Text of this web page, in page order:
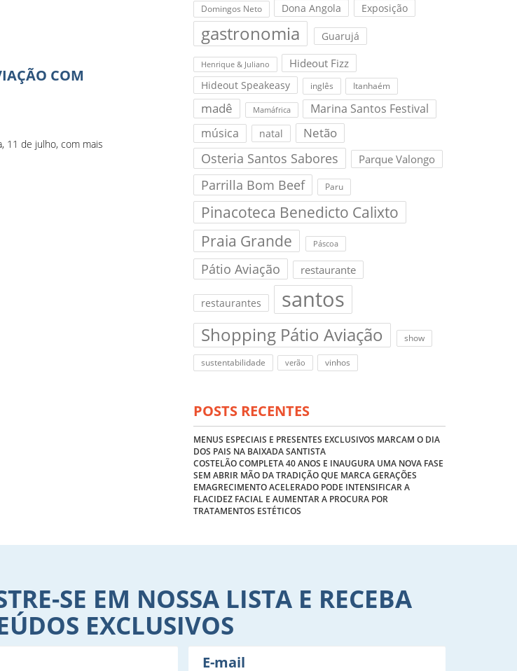
COM
11 de julho, com mais
Domingos Neto Dona Angola Exposição
gastronomia Guarujá
Henrique & Juliano Hideout Fizz
Hideout Speakeasy inglês Itanhaém
madê Mamáfrica
Marina Santos Festival
música
natal Netão
Osteria Santos Sabores Parque Valongo
Parrilla Bom Beef Paru
Pinacoteca Benedicto Calixto
Praia Grande
Páscoa
Pátio Aviação restaurante
restaurantes santos
Shopping Pátio Aviação show
sustentabilidade verão vinhos
POSTS RECENTES
MENUS ESPECIAIS E PRESENTES EXCLUSIVOS MARCAM O DIA
DOS PAIS NA BAIXADA SANTISTA
COSTELÃO COMPLETA 40 ANOS E INAUGURA UMA NOVA FASE
SEM ABRIR MÃO DA TRADIÇÃO QUE MARCA GERAÇÕES
EMAGRECIMENTO ACELERADO PODE INTENSIFICAR A
FLACIDEZ FACIAL E AUMENTAR A PROCURA POR
TRATAMENTOS ESTÉTICOS
SE EM NOSSA LISTA E RECEBA
EXCLUSIVOS